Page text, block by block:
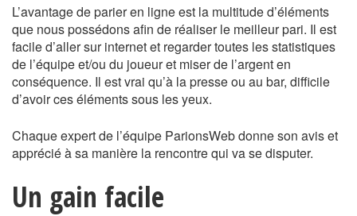
L’avantage de parier en ligne est la multitude d’éléments
que nous possédons afin de réaliser le meilleur pari. Il est
facile d’aller sur internet et regarder toutes les statistiques
de l’équipe et/ou du joueur et miser de l’argent en
conséquence. Il est vrai qu’à la presse ou au bar, difficile
d’avoir ces éléments sous les yeux.
Chaque expert de l’équipe ParionsWeb donne son avis et
apprécié à sa manière la rencontre qui va se disputer.
Un gain facile